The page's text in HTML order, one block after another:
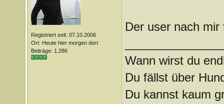
Registriert seit: 07.10.2006
Ort: Heute hier morgen dort
Beiträge: 1.286
Der user nach
Wann wirst du
Du fällst über
Du kannst kaum